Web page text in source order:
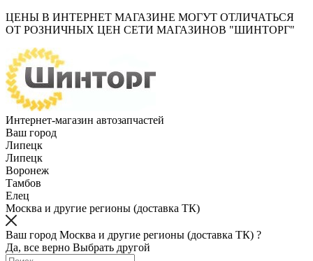
ЦЕНЫ В ИНТЕРНЕТ МАГАЗИНЕ МОГУТ ОТЛИЧАТЬСЯ
ОТ РОЗНИЧНЫХ ЦЕН СЕТИ МАГАЗИНОВ "ШИНТОРГ"
Интернет-магазин автозапчастей
Ваш город
Липецк
Липецк
Воронеж
Тамбов
Елец
Москва и другие регионы (доставка ТК)
Ваш город Москва и другие регионы (доставка ТК) ?
Да, все верно Выбрать другой